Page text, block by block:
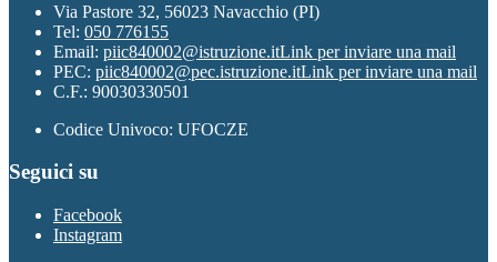
Via Pastore 32, 56023 Navacchio (PI)
Tel: 050 776155
Email: piic840002@istruzione.itLink per inviare una mail
PEC: piic840002@pec.istruzione.itLink per inviare una mail
C.F.: 90030330501
Codice Univoco: UFOCZE
Seguici su
Facebook
Instagram